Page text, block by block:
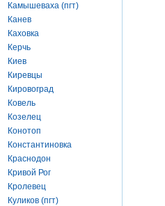
Камышеваха (пгт)
Канев
Каховка
Керчь
Киев
Киревцы
Кировоград
Ковель
Козелец
Конотоп
Константиновка
Краснодон
Кривой Рог
Кролевец
Куликов (пгт)